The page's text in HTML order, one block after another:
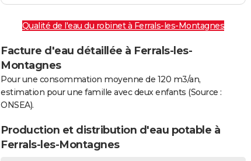
Qualité de l'eau du robinet à Ferrals-les-Montagnes
Facture d'eau détaillée à Ferrals-les-
Montagnes
Pour une consommation moyenne de 120 m3/an,
estimation pour une famille avec deux enfants (Source :
ONSEA).
Production et distribution d'eau potable à
Ferrals-les-Montagnes